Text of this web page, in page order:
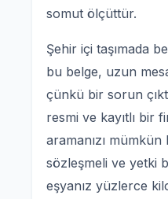
somut ölçüttür.
Şehir içi taşımada
bu belge, uzun
çünkü bir sorun
resmi ve kayıtlı bir
aramanızı mümkün
sözleşmeli ve yetki
eşyanız yüzlerce